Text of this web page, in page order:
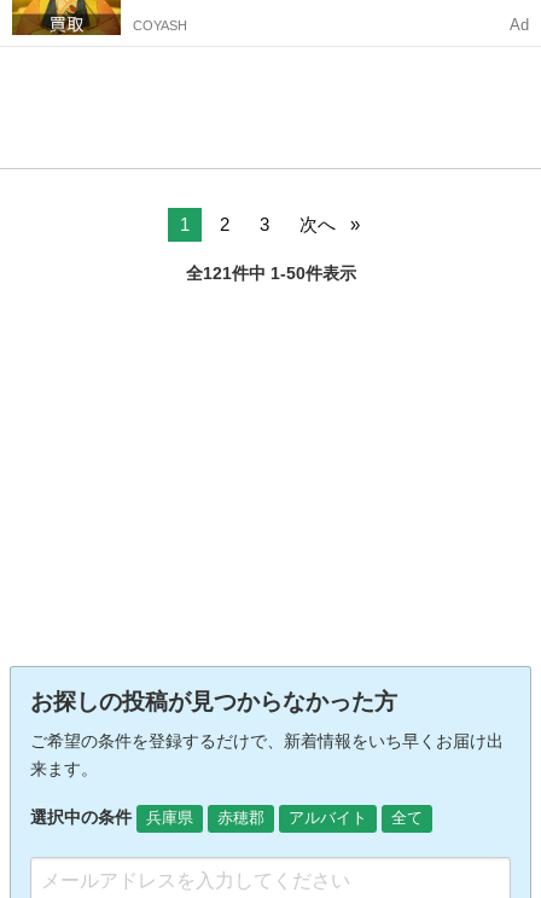
COYASH Ad
1 2 3 次へ
全121件中 1-50件表示
お探しの投稿が見つからなかった方
ご希望の条件を登録するだけで、新着情報をいち早くお届け出
来ます。
選択中の条件 兵庫県 赤穂郡 アルバイト 全て